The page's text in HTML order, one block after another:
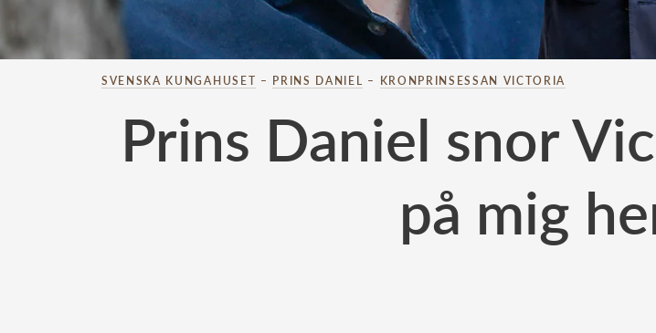
SVENSKA KUNGAHUSET – PRINS DANIEL – KRONPRINSESSAN VICTORIA
Prins Daniel snor
på mig